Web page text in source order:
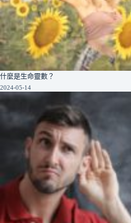
什麼是生命靈數？
2024-05-14